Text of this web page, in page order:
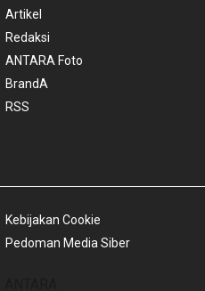
Artikel
Redaksi
ANTARA Foto
BrandA
RSS
Kebijakan Cookie
Pedoman Media Siber